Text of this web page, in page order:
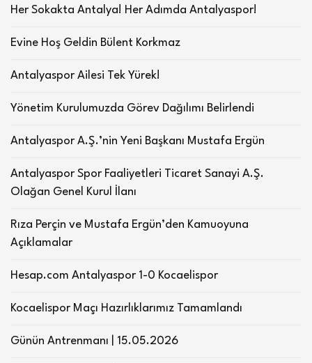
Her Sokakta Antalya! Her Adımda Antalyaspor!
Evine Hoş Geldin Bülent Korkmaz
Antalyaspor Ailesi Tek Yürek!
Yönetim Kurulumuzda Görev Dağılımı Belirlendi
Antalyaspor A.Ş.’nin Yeni Başkanı Mustafa Ergün
Antalyaspor Spor Faaliyetleri Ticaret Sanayi A.Ş.
Olağan Genel Kurul İlanı
Rıza Perçin ve Mustafa Ergün’den Kamuoyuna
Açıklamalar
Hesap.com Antalyaspor 1-0 Kocaelispor
Kocaelispor Maçı Hazırlıklarımız Tamamlandı
Günün Antrenmanı | 15.05.2026